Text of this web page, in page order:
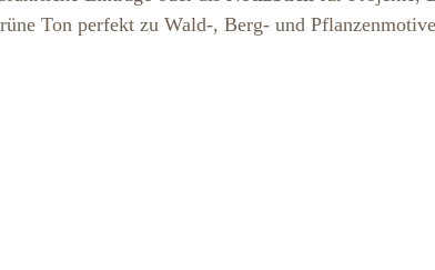
Ton perfekt zu Wald-, Berg- und